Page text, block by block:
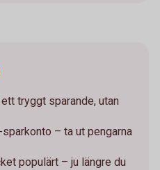
tryggt sparande, utan
– ta ut pengarna
populärt – ju längre du